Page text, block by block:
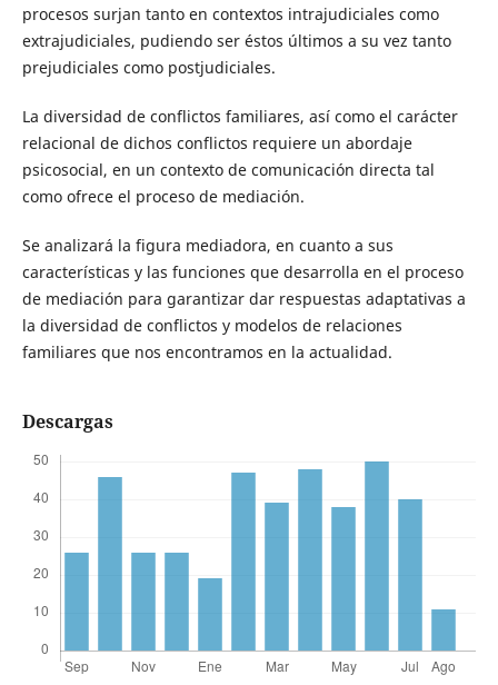
procesos surjan tanto en contextos intrajudiciales como
extrajudiciales, pudiendo ser éstos últimos a su vez tanto
prejudiciales como postjudiciales.
La diversidad de conflictos familiares, así como el carácter
relacional de dichos conflictos requiere un abordaje
psicosocial, en un contexto de comunicación directa tal
como ofrece el proceso de mediación.
Se analizará la figura mediadora, en cuanto a sus
características y las funciones que desarrolla en el proceso
de mediación para garantizar dar respuestas adaptativas a
la diversidad de conflictos y modelos de relaciones
familiares que nos encontramos en la actualidad.
Descargas